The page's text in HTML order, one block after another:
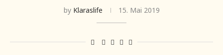
by Klaraslife 15. Mai 2019